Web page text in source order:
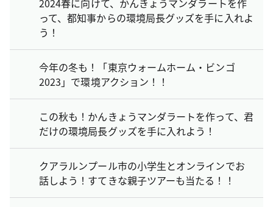
2024春に向けて、かんきょうマンダラートを作
って、都知事からの環境局長グッズを手に入れよ
う！
今年の冬も！「東京ウォームホーム・ビンゴ
2023」で環境アクション！！
この秋も！かんきょうマンダラートを作って、君
だけの環境局長グッズを手に入れよう！
クアラルンプール市の小学生とオンラインでお
話しよう！すてきな親子ツアーも当たる！！